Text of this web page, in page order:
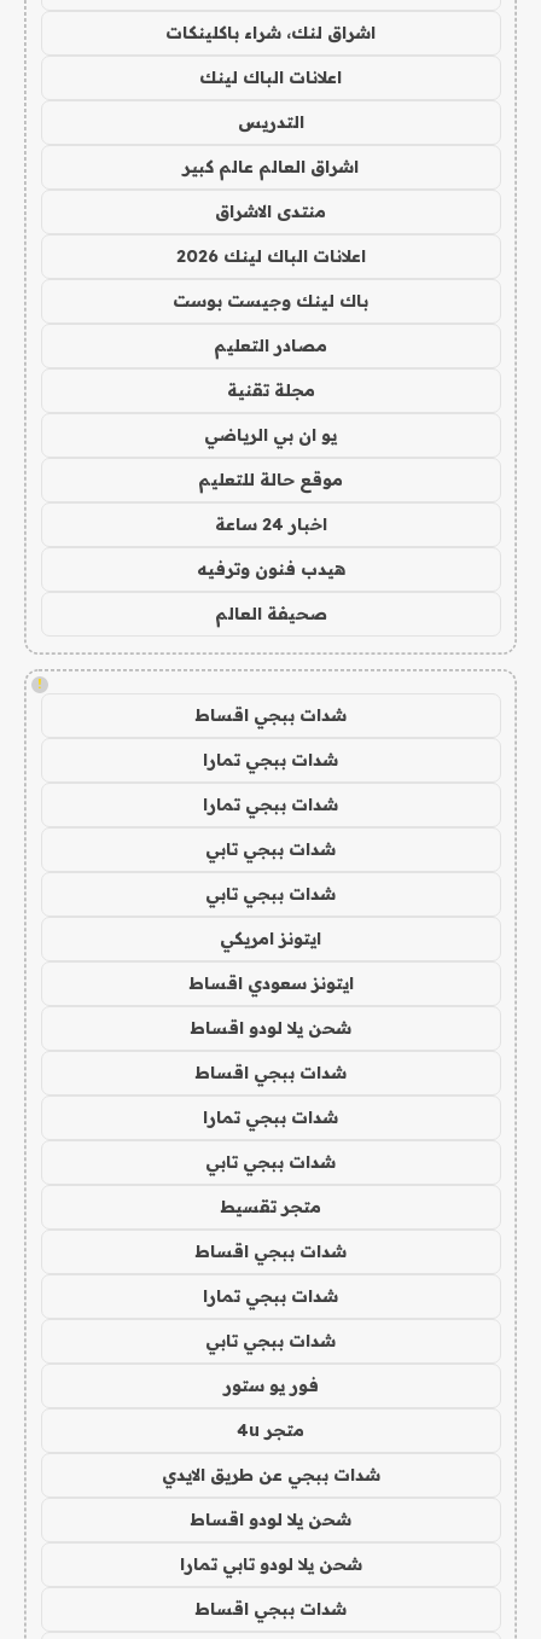
اشراق لنك، شراء باكلينكات
اعلانات الباك لينك
التدريس
اشراق العالم عالم كبير
منتدى الاشراق
اعلانات الباك لينك 2026
باك لينك وجيست بوست
مصادر التعليم
مجلة تقنية
يو ان بي الرياضي
موقع حالة للتعليم
اخبار 24 ساعة
هيدب فنون وترفيه
صحيفة العالم
!
شدات ببجي اقساط
شدات ببجي تمارا
شدات ببجي تمارا
شدات ببجي تابي
شدات ببجي تابي
ايتونز امريكي
ايتونز سعودي اقساط
شحن يلا لودو اقساط
شدات ببجي اقساط
شدات ببجي تمارا
شدات ببجي تابي
متجر تقسيط
شدات ببجي اقساط
شدات ببجي تمارا
شدات ببجي تابي
فور يو ستور
متجر 4u
شدات ببجي عن طريق الايدي
شحن يلا لودو اقساط
شحن يلا لودو تابي تمارا
شدات ببجي اقساط